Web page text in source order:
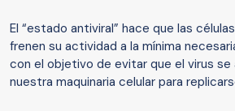
El “estado antiviral” hace que las
frenen su actividad a la mínima
con el objetivo de evitar que el virus se
nuestra maquinaria celular para